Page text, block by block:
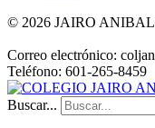
© 2026 JAIRO
Correo electrónico:
Teléfono: 601-265-8459
Buscar...